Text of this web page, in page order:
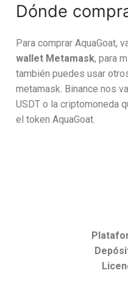
Dónde
Para comprar AquaGoat,
wallet Metamask, para
también puedes usar
metamask. Binance nos
USDT o la criptomoneda
el token AquaGoat.